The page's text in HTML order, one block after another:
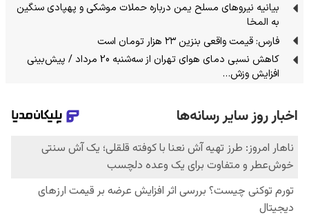
بیانیه نیروهای مسلح یمن درباره حملات موشکی و پهپادی سنگین
به المخا
فارس: قیمت واقعی بنزین ۲۳ هزار تومان است
کاهش نسبی دمای هوای تهران از سه‌شنبه 20 مرداد / پیش‌بینی
افزایش وزش…